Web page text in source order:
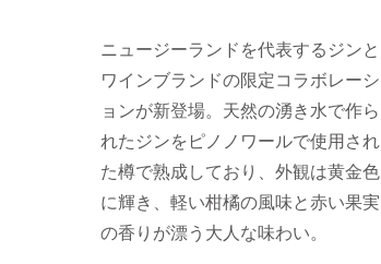
ニュージーランドを代表するジンと
ワインブランドの限定コラボレーシ
ョンが新登場。天然の湧き水で作ら
れたジンをピノノワールで使用され
た樽で熟成しており、外観は黄金色
に輝き、軽い柑橘の風味と赤い果実
の香りが漂う大人な味わい。